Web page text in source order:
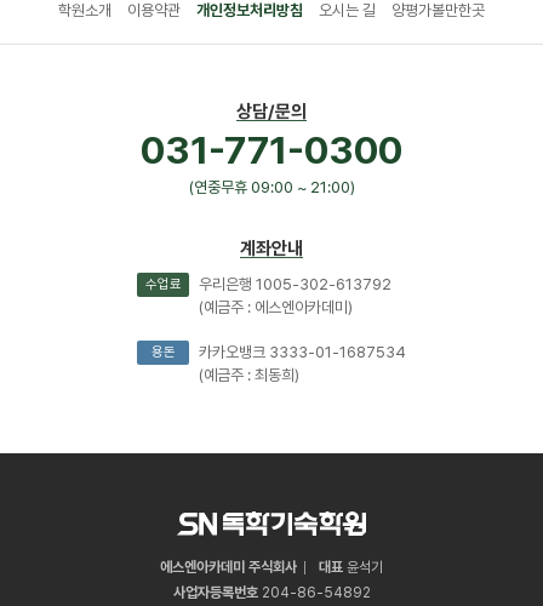
학원소개 이용약관 개인정보처리방침 오시는 길 양평가볼만한곳
상담/문의
031-771-0300
(연중무휴 09:00 ~ 21:00)
계좌안내
수업료
우리은행 1005-302-613792
(예금주 : 에스엔아카데미)
용돈
카카오뱅크 3333-01-1687534
(예금주 : 최동희)
에스엔아카데미 주식회사 대표 윤석기
사업자등록번호 204-86-54892